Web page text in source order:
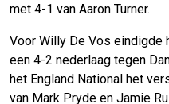
met 4-1 van Aaron Turner.
Voor Willy De Vos eindigde
een 4-2 nederlaag tegen
het England National het
van Mark Pryde en Jamie